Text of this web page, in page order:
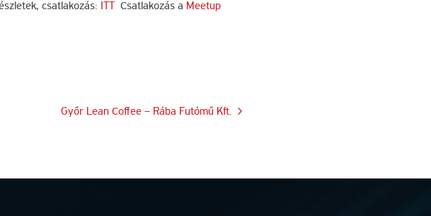
csatlakozás: ITT Csatlakozás a Meetup
Győr Lean Coffee – Rába Futómű Kft.